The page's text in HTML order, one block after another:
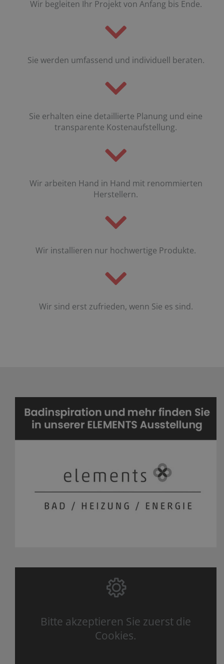
Wir begleiten Ihr Projekt von Anfang bis Ende.
Sie werden umfassend und individuell beraten.
Sie erhalten eine detaillierte Planung und eine
transparente Kostenaufstellung.
Wir arbeiten Hand in Hand mit renommierten
Herstellern.
Wir installieren nur hochwertige Produkte.
Wir sind erst zufrieden, wenn Sie es sind.
Bitte akzeptieren Sie zuerst die
Cookies.